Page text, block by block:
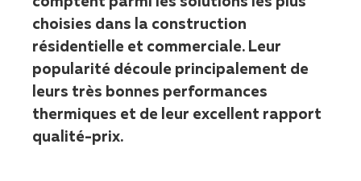
choisies dans la construction
résidentielle et commerciale. Leur
popularité découle principalement de
leurs très bonnes performances
thermiques et de leur excellent rapport
qualité-prix.